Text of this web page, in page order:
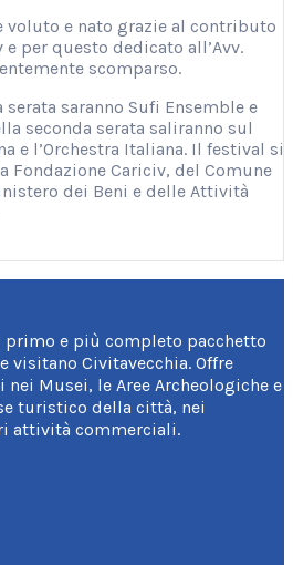
voluto e nato grazie al contributo
per questo dedicato all’Avv.
scomparso.
saranno Sufi Ensemble e
seconda serata saliranno sul
e l’Orchestra Italiana. Il festival si
Fondazione Cariciv, del Comune
dei Beni e delle Attività
primo e più completo pacchetto
Civitavecchia. Offre
Musei, le Aree Archeologiche e
turistico della città, nei
attività commerciali.